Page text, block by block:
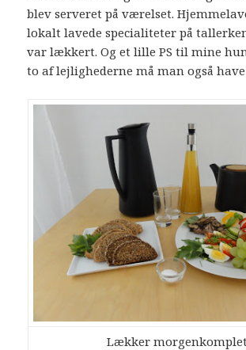
blev serveret på værelset.
lokalt lavede specialiteter på
var lækkert. Og et lille PS til mine
to af lejlighederne må man også
Lækker morgenkomplet